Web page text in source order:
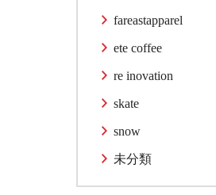
fareastapparel
ete coffee
re inovation
skate
snow
未分類